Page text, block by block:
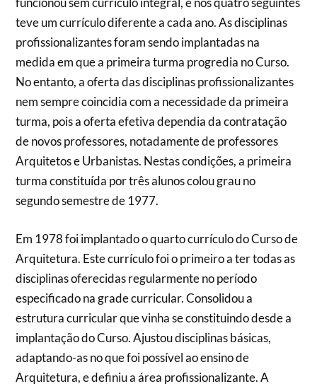
teve um currículo diferente a cada ano. As disciplinas
profissionalizantes foram sendo implantadas na
medida em que a primeira turma progredia no Curso.
No entanto, a oferta das disciplinas profissionalizantes
nem sempre coincidia com a necessidade da primeira
turma, pois a oferta efetiva dependia da contratação
de novos professores, notadamente de professores
Arquitetos e Urbanistas. Nestas condições, a primeira
turma constituída por três alunos colou grau no
segundo semestre de 1977.
Em 1978 foi implantado o quarto currículo do Curso de
Arquitetura. Este currículo foi o primeiro a ter todas as
disciplinas oferecidas regularmente no período
especificado na grade curricular. Consolidou a
estrutura curricular que vinha se constituindo desde a
implantação do Curso. Ajustou disciplinas básicas,
adaptando-as no que foi possível ao ensino de
Arquitetura, e definiu a área profissionalizante. A